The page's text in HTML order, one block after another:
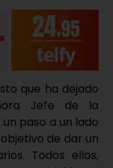
que ha dejado
Jefe de la
paso a un lado
de dar un
Todos ellos,